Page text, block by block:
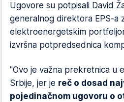
Ugovore su potpisali David
generalnog direktora EPS-a
elektroenergetskim
izvršna potpredsednica
"Ovo je važna prekretnica u
Srbije, jer je reč o dosad
pojedinačnom ugovoru o